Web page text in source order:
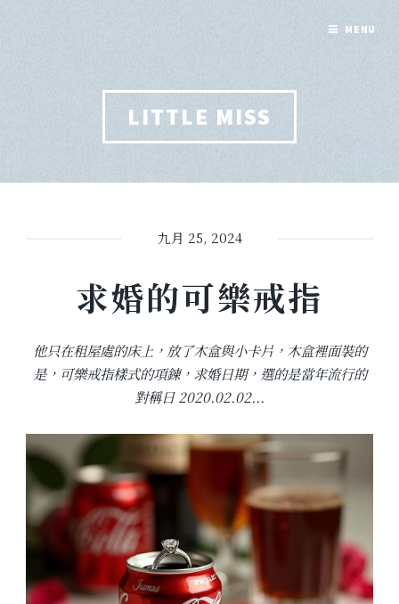
LITTLE MISS
九月 25, 2024
求婚的可樂戒指
他只在租屋處的床上，放了木盒與小卡片，木盒裡面裝的
是，可樂戒指樣式的項鍊，求婚日期，選的是當年流行的
對稱日 2020.02.02...
MENU